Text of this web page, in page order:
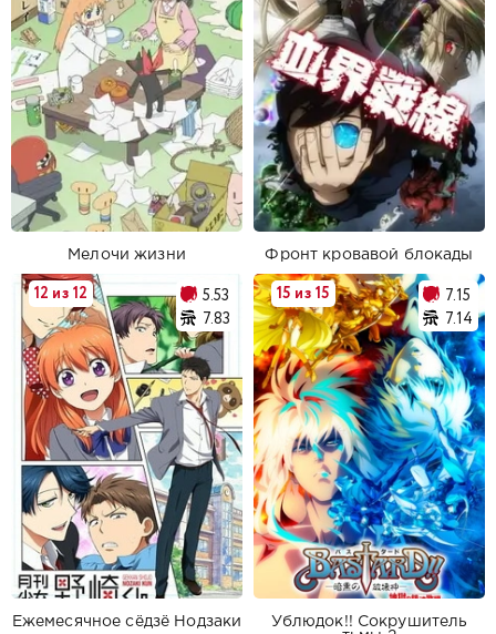
Мелочи жизни Фронт кровавой блокады
Ежемесячное сёдзё Нодзаки
12 из 12
5.53
7.83
Ублюдок!! Сокрушитель
15 из 15
7.15
7.14